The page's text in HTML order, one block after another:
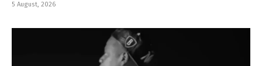
5 August, 2026